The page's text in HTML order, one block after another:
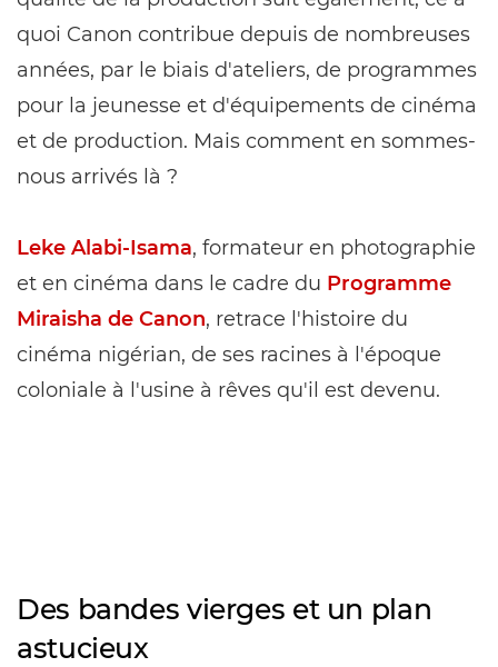
quoi Canon contribue depuis de nombreuses
années, par le biais d'ateliers, de programmes
pour la jeunesse et d'équipements de cinéma
et de production. Mais comment en sommes-
nous arrivés là ?
Leke Alabi-Isama, formateur en photographie
et en cinéma dans le cadre du Programme
Miraisha de Canon, retrace l'histoire du
cinéma nigérian, de ses racines à l'époque
coloniale à l'usine à rêves qu'il est devenu.
Des bandes vierges et un plan
astucieux